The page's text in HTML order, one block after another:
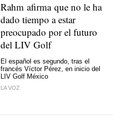
Rahm afirma que no le ha
dado tiempo a estar
preocupado por el futuro
del LIV Golf
El español es segundo, tras el
francés Víctor Pérez, en inicio del
LIV Golf México
LA VOZ